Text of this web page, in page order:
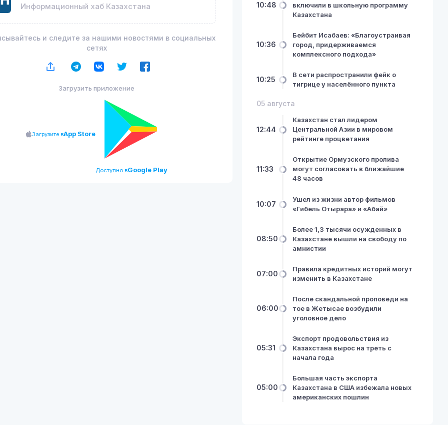
Информационный хаб Казахстана
и следите за нашими новостями в социальных
сетях
Загрузить приложение
Загрузите вApp Store
Доступно вGoogle Play
10:48
включили в школьную программу
Казахстана
10:36
Бейбит Исабаев: «Благоустраивая
город, придерживаемся
комплексного подхода»
10:25
В сети распространили фейк о
тигрице у населённого пункта
05 августа
12:44
Казахстан стал лидером
Центральной Азии в мировом
рейтинге процветания
11:33
Открытие Ормузского пролива
могут согласовать в ближайшие
48 часов
10:07
Ушел из жизни автор фильмов
«Гибель Отырара» и «Абай»
08:50
Более 1,3 тысячи осужденных в
Казахстане вышли на свободу по
амнистии
07:00
Правила кредитных историй могут
изменить в Казахстане
06:00
После скандальной проповеди на
тое в Жетысае возбудили
уголовное дело
05:31
Экспорт продовольствия из
Казахстана вырос на треть с
начала года
05:00
Большая часть экспорта
Казахстана в США избежала новых
американских пошлин